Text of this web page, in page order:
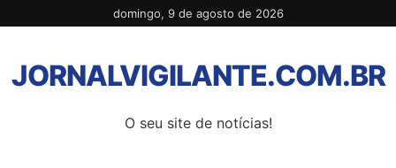
para
conteúdo
domingo, 9 de agosto de 2026
JORNALVIGILANTE.COM.BR
O seu site de notícias!